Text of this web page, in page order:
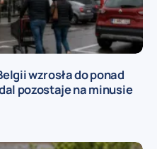
wzrosła do ponad
pozostaje na minusie